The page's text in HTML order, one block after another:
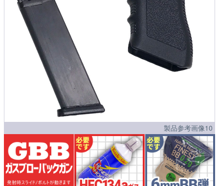
製品参考画像10